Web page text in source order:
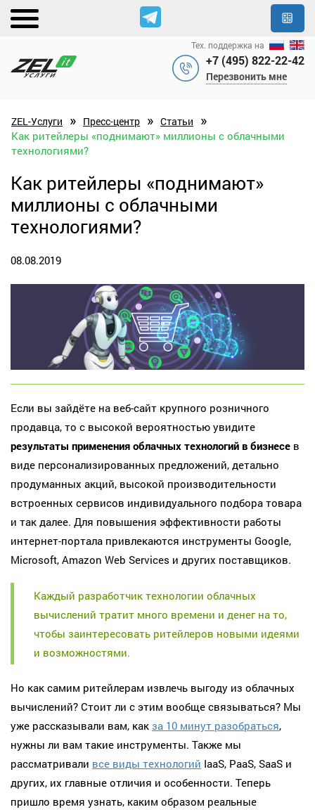
+7 (495) 822-22-42
Перезвонить мне
Тех. поддержка на
ZEL-Услуги » Пресс-центр » Статьи »
Как ритейлеры «поднимают» миллионы с облачными
технологиями?
Как ритейлеры «поднимают»
миллионы с облачными
технологиями?
08.08.2019
Если вы зайдёте на веб-сайт крупного розничного
продавца, то с высокой вероятностью увидите
результаты применения облачных технологий в бизнесе в
виде персонализированных предложений, детально
продуманных акций, высокой производительности
встроенных сервисов индивидуального подбора товара
и так далее. Для повышения эффективности работы
интернет-портала привлекаются инструменты Google,
Microsoft, Amazon Web Services и других поставщиков.
Каждый разработчик технологии облачных
вычислений тратит много времени и денег на то,
чтобы заинтересовать ритейлеров новыми идеями
и возможностями.
Но как самим ритейлерам извлечь выгоду из облачных
вычислений? Стоит ли с этим вообще связываться? Мы
уже рассказывали вам, как за 10 минут разобраться,
нужны ли вам такие инструменты. Также мы
рассматривали все виды технологий IaaS, PaaS, SaaS и
других, их главные отличия и особенности. Теперь
пришло время узнать, каким образом реальные